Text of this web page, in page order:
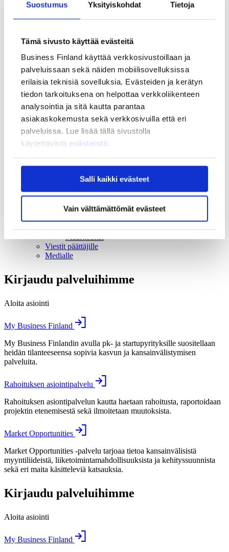
Suostumus Yksityiskohdat Tietoja
Tämä sivusto käyttää evästeitä
Business Finland käyttää verkkosivustoillaan ja
palveluissaan sekä näiden mobiilisovelluksissa
erilaisia teknisiä sovelluksia. Evästeiden ja kerätyn
tiedon tarkoituksena on helpottaa verkkoliikenteen
analysointia ja sitä kautta parantaa
asiakaskokemusta sekä verkkosivuilla että eri
palveluissa. Lue lisää tällä sivustolla
käytettävistä evästeistä.
Salli kaikki evästeet
Vain välttämättömät evästeet
Strategia ja vaikuttavuus
Tulokset ja vaikutukset
Ajankohtaista
Ajankohtaista
Uutiset
Tapahtumat
Yhteys ja tuki
Yhteys ja tuki
Yhteystiedot
Asiakaspalvelu
Business Finland
Rahoituksen asiointipalvelu
BF tunnus
My Business Finland -verkkopalvelu
Määritelmät
Viestit päättäjille
Medialle
Kirjaudu palveluihimme
Aloita asiointi
My Business Finland
My Business Finlandin avulla pk- ja startupyrityksille suositellaan
heidän tilanteeseensa sopivia kasvun ja kansainvälistymisen
palveluita.
Rahoituksen asiointipalvelu
Rahoituksen asiontipalvelun kautta haetaan rahoitusta, raportoidaan
projektin etenemisestä sekä ilmoitetaan muutoksista.
Market Opportunities
Market Opportunities -palvelu tarjoaa tietoa kansainvälisistä
myyntiliideistä, liiketoimintamahdollisuuksista ja kehityssuunnista
sekä eri maita käsitteleviä katsauksia.
Kirjaudu palveluihimme
Aloita asiointi
My Business Finland